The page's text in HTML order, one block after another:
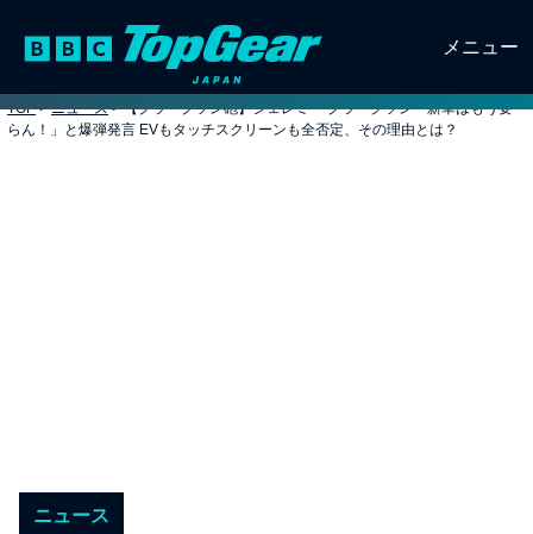
メニュー
TOP > ニュース > 【クラークソン砲】ジェレミー クラークソン「新車はもう要
らん！」と爆弾発言 EVもタッチスクリーンも全否定、その理由とは？
ニュース